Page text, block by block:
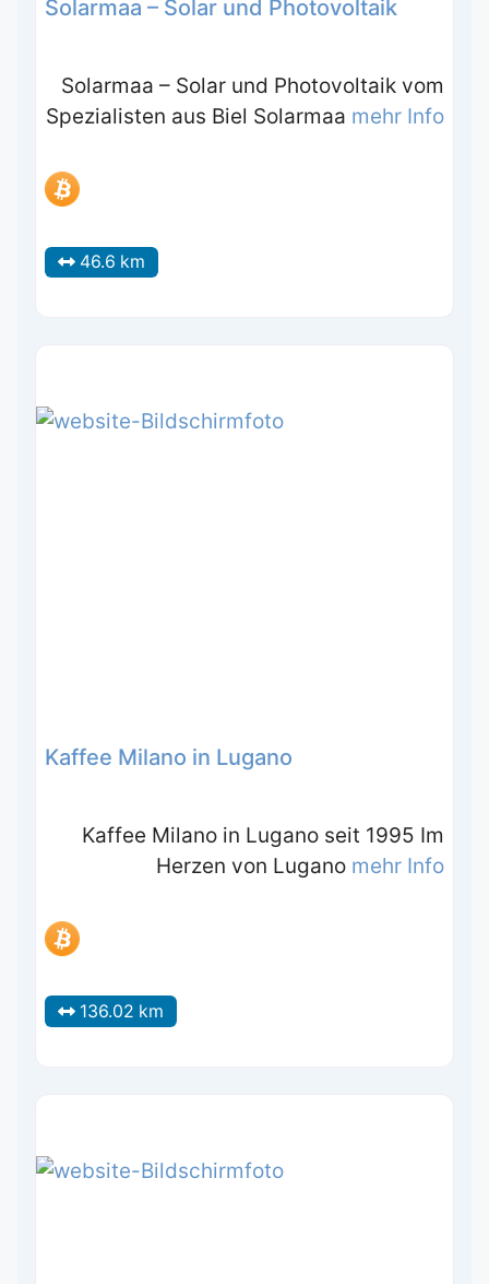
Solarmaa – Solar und Photovoltaik
Solarmaa – Solar und Photovoltaik vom
Spezialisten aus Biel Solarmaa mehr Info
46.6 km
Kaffee Milano in Lugano
Kaffee Milano in Lugano seit 1995 Im
Herzen von Lugano mehr Info
136.02 km